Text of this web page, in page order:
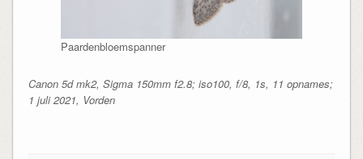
Paardenbloemspanner
Canon 5d mk2, Sigma 150mm f2.8; iso100, f/8, 1s, 11 opnames;
1 juli 2021, Vorden